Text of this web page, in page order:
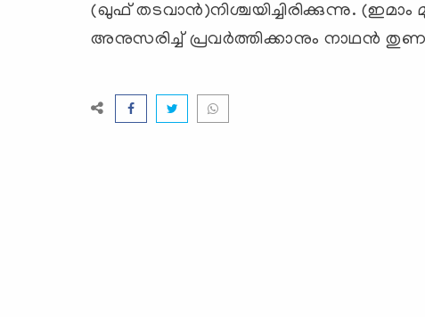
(ഖുഫ് തടവാന്‍)നിശ്ചയിച്ചിരിക്കുന്നു.
അനുസരിച്ച് പ്രവര്‍ത്തിക്കാനും നാഥന്‍